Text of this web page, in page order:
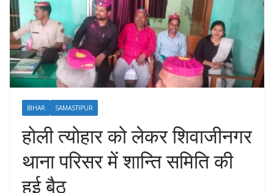
BIHAR SAMASTIPUR
होली त्योहार को लेकर शिवाजीनगर
थाना परिसर में शान्ति समिति की
हुई बैठ